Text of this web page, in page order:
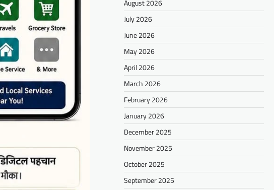
August 2026
July 2026
June 2026
May 2026
April 2026
March 2026
February 2026
January 2026
December 2025
November 2025
October 2025
September 2025